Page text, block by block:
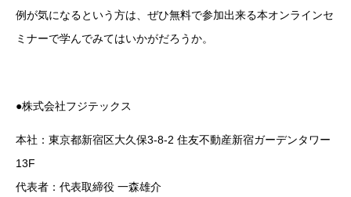
例が気になるという方は、ぜひ無料で参加出来る本オンラインセ
ミナーで学んでみてはいかがだろうか。
●株式会社フジテックス
本社：東京都新宿区大久保3-8-2 住友不動産新宿ガーデンタワー
13F
代表者：代表取締役 一森雄介